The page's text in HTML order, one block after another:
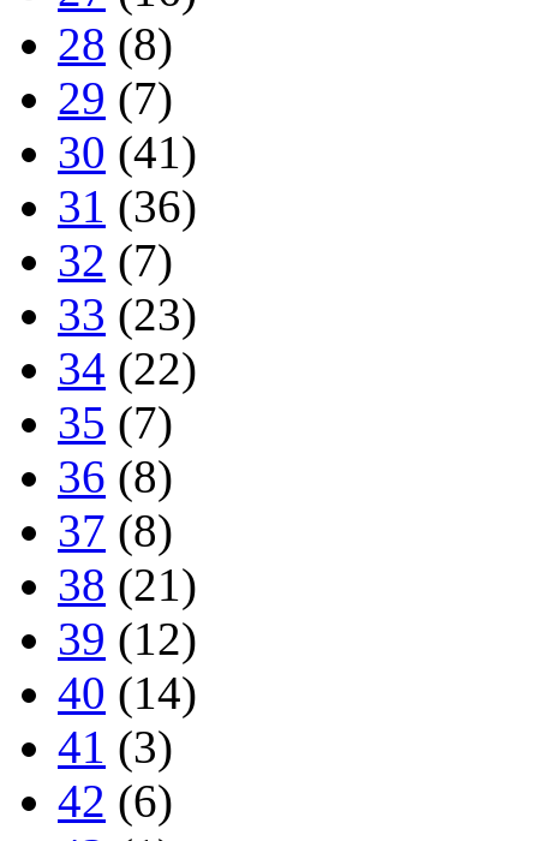
28 (8)
29 (7)
30 (41)
31 (36)
32 (7)
33 (23)
34 (22)
35 (7)
36 (8)
37 (8)
38 (21)
39 (12)
40 (14)
41 (3)
42 (6)